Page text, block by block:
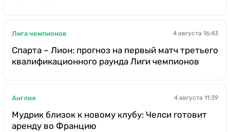
Лига чемпионов 4 августа 16:43
Спарта – Лион: прогноз на первый матч третьего
квалификационного раунда Лиги чемпионов
Англия 4 августа 11:39
Мудрик близок к новому клубу: Челси готовит
аренду во Францию